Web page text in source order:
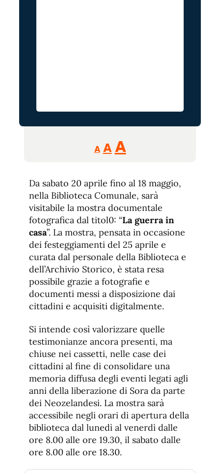
A
Reducir
tamaño
A Restablecer
tamaño
de
fuente
AAumentar
de
fuente.
Da sabato 20 aprile fino al 18 maggio,
nella Biblioteca Comunale, sarà
visitabile la mostra documentale
fotografica dal titol0: “La guerra in
casa”. La mostra, pensata in occasione
dei festeggiamenti del 25 aprile e
curata dal personale della Biblioteca e
dell’Archivio Storico, è stata resa
possibile grazie a fotografie e
documenti messi a disposizione dai
cittadini e acquisiti digitalmente.
Si intende così valorizzare quelle
testimonianze ancora presenti, ma
chiuse nei cassetti, nelle case dei
cittadini al fine di consolidare una
memoria diffusa degli eventi legati agli
anni della liberazione di Sora da parte
dei Neozelandesi. La mostra sarà
accessibile negli orari di apertura della
biblioteca dal lunedì al venerdì dalle
ore 8.00 alle ore 19.30, il sabato dalle
ore 8.00 alle ore 18.30.